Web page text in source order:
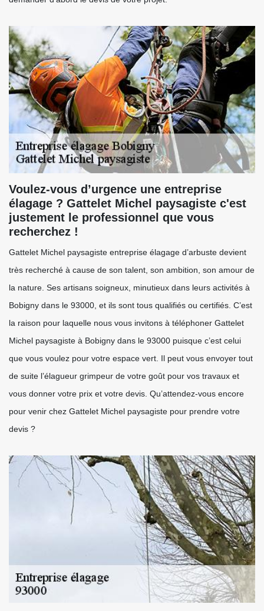
Voulez-vous d’urgence une entreprise
élagage ? Gattelet Michel paysagiste c'est
justement le professionnel que vous
recherchez !
Gattelet Michel paysagiste entreprise élagage d’arbuste devient
très recherché à cause de son talent, son ambition, son amour de
la nature. Ses artisans soigneux, minutieux dans leurs activités à
Bobigny dans le 93000, et ils sont tous qualifiés ou certifiés. C’est
la raison pour laquelle nous vous invitons à téléphoner Gattelet
Michel paysagiste à Bobigny dans le 93000 puisque c’est celui
que vous voulez pour votre espace vert. Il peut vous envoyer tout
de suite l’élagueur grimpeur de votre goût pour vos travaux et
vous donner votre prix et votre devis. Qu’attendez-vous encore
pour venir chez Gattelet Michel paysagiste pour prendre votre
devis ?